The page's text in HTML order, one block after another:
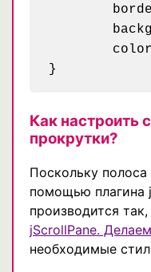
Как настроить
прокрутки?
Поскольку
помощью плагина
производится
jScrollPane.
необходимые